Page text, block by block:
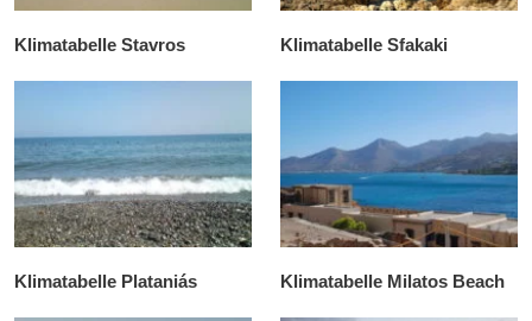
Klimatabelle Stavros Klimatabelle Sfakaki
Klimatabelle Plataniás Klimatabelle Milatos Beach